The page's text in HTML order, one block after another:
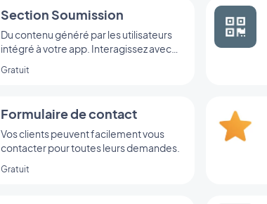
Section Soumission
Du contenu généré par les utilisateurs
intégré à votre app. Interagissez avec
Soumission de GoodBarber
Gratuit
Formulaire de contact
Vos clients peuvent facilement vous
contacter pour toutes leurs demandes.
Gratuit